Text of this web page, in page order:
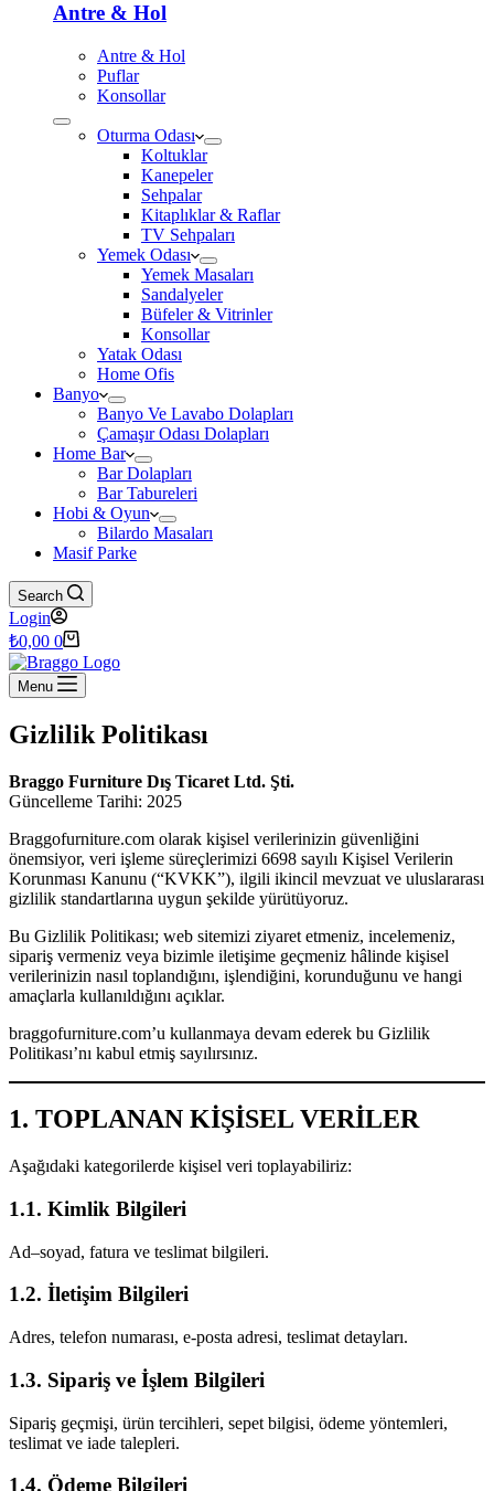
Antre & Hol
Antre & Hol
Puflar
Konsollar
Oturma Odası
Koltuklar
Kanepeler
Sehpalar
Kitaplıklar & Raflar
TV Sehpaları
Yemek Odası
Yemek Masaları
Sandalyeler
Büfeler & Vitrinler
Konsollar
Yatak Odası
Home Ofis
Banyo
Banyo Ve Lavabo Dolapları
Çamaşır Odası Dolapları
Home Bar
Bar Dolapları
Bar Tabureleri
Hobi & Oyun
Bilardo Masaları
Masif Parke
Search
Login
Shopping
cart
₺0,00 0
Menu
Gizlilik Politikası
Braggo Furniture Dış Ticaret Ltd. Şti.
Güncelleme Tarihi: 2025
Braggofurniture.com olarak kişisel verilerinizin güvenliğini
önemsiyor, veri işleme süreçlerimizi 6698 sayılı Kişisel Verilerin
Korunması Kanunu (“KVKK”), ilgili ikincil mevzuat ve uluslararası
gizlilik standartlarına uygun şekilde yürütüyoruz.
Bu Gizlilik Politikası; web sitemizi ziyaret etmeniz, incelemeniz,
sipariş vermeniz veya bizimle iletişime geçmeniz hâlinde kişisel
verilerinizin nasıl toplandığını, işlendiğini, korunduğunu ve hangi
amaçlarla kullanıldığını açıklar.
braggofurniture.com’u kullanmaya devam ederek bu Gizlilik
Politikası’nı kabul etmiş sayılırsınız.
1. TOPLANAN KİŞİSEL VERİLER
Aşağıdaki kategorilerde kişisel veri toplayabiliriz:
1.1. Kimlik Bilgileri
Ad–soyad, fatura ve teslimat bilgileri.
1.2. İletişim Bilgileri
Adres, telefon numarası, e-posta adresi, teslimat detayları.
1.3. Sipariş ve İşlem Bilgileri
Sipariş geçmişi, ürün tercihleri, sepet bilgisi, ödeme yöntemleri,
teslimat ve iade talepleri.
1.4. Ödeme Bilgileri